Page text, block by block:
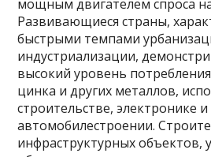
мощным двигателем спроса
Развивающиеся страны,
быстрыми темпами
индустриализации,
высокий уровень
цинка и других металлов,
строительстве, электронике и
автомобилестроении.
инфраструктурных объектов,